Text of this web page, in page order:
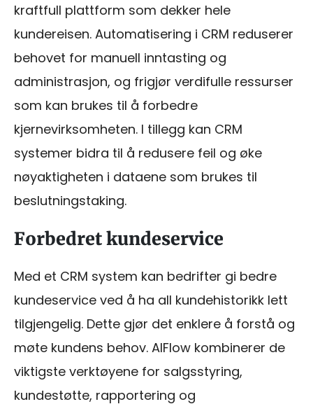
kraftfull plattform som dekker hele
kundereisen. Automatisering i CRM reduserer
behovet for manuell inntasting og
administrasjon, og frigjør verdifulle ressurser
som kan brukes til å forbedre
kjernevirksomheten. I tillegg kan CRM
systemer bidra til å redusere feil og øke
nøyaktigheten i dataene som brukes til
beslutningstaking.
Forbedret kundeservice
Med et CRM system kan bedrifter gi bedre
kundeservice ved å ha all kundehistorikk lett
tilgjengelig. Dette gjør det enklere å forstå og
møte kundens behov. AIFlow kombinerer de
viktigste verktøyene for salgsstyring,
kundestøtte, rapportering og